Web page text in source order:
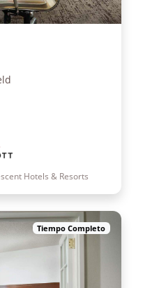
Hotels & Resorts
Tiempo Completo